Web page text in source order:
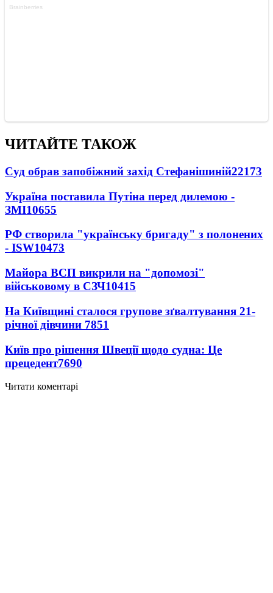
ЧИТАЙТЕ ТАКОЖ
Суд обрав запобіжний захід Стефанішиній22173
Україна поставила Путіна перед дилемою -
ЗМІ10655
РФ створила "українську бригаду" з полонених
- ISW10473
Майора ВСП викрили на "допомозі"
військовому в СЗЧ10415
На Київщині сталося групове зґвалтування 21-
річної дівчини 7851
Київ про рішення Швеції щодо судна: Це
прецедент7690
Читати коментарі